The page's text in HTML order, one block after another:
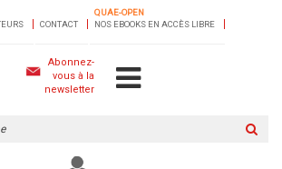
CONTACT
QUAE-OPEN
NOS EBOOKS EN ACCÈS LIBRE
Abonnez-
vous à la
newsletter
le